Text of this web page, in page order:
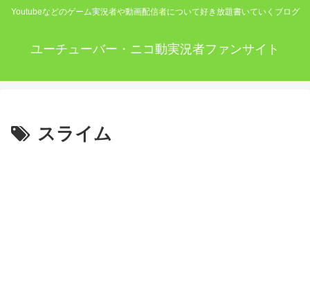
Youtubeなどのゲーム実況者や動画配信者について好き放題書いていくブログ
ユーチューバー・ニコ動実況者ファンサイト
スライム